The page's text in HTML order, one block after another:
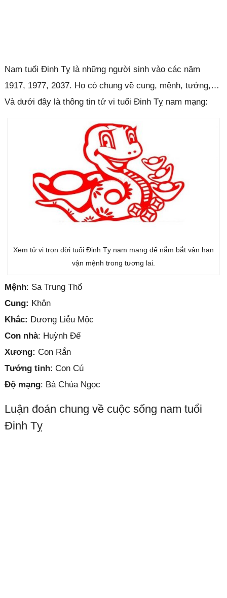
Nam tuổi Đinh Tỵ là những người sinh vào các năm
1917, 1977, 2037. Họ có chung về cung, mệnh, tướng,…
Và dưới đây là thông tin tử vi tuổi Đinh Tỵ nam mạng:
Xem tử vi trọn đời tuổi Đinh Tỵ nam mạng để nắm bắt vận hạn
vận mệnh trong tương lai.
Mệnh: Sa Trung Thổ
Cung: Khôn
Khắc: Dương Liễu Mộc
Con nhà: Huỳnh Đế
Xương: Con Rắn
Tướng tinh: Con Cú
Độ mạng: Bà Chúa Ngọc
Luận đoán chung về cuộc sống nam tuổi
Đinh Tỵ